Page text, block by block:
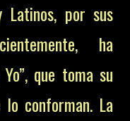
Latinos, por sus
ha
que toma su
conforman. La